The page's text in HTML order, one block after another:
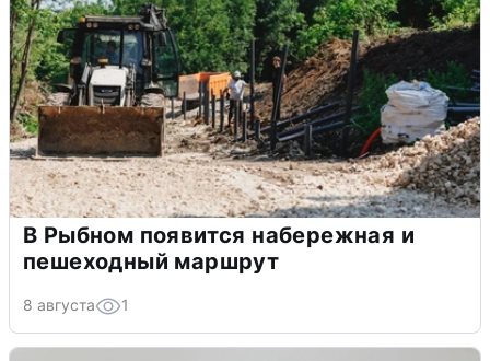
В Рыбном появится набережная и
пешеходный маршрут
8 августа 1